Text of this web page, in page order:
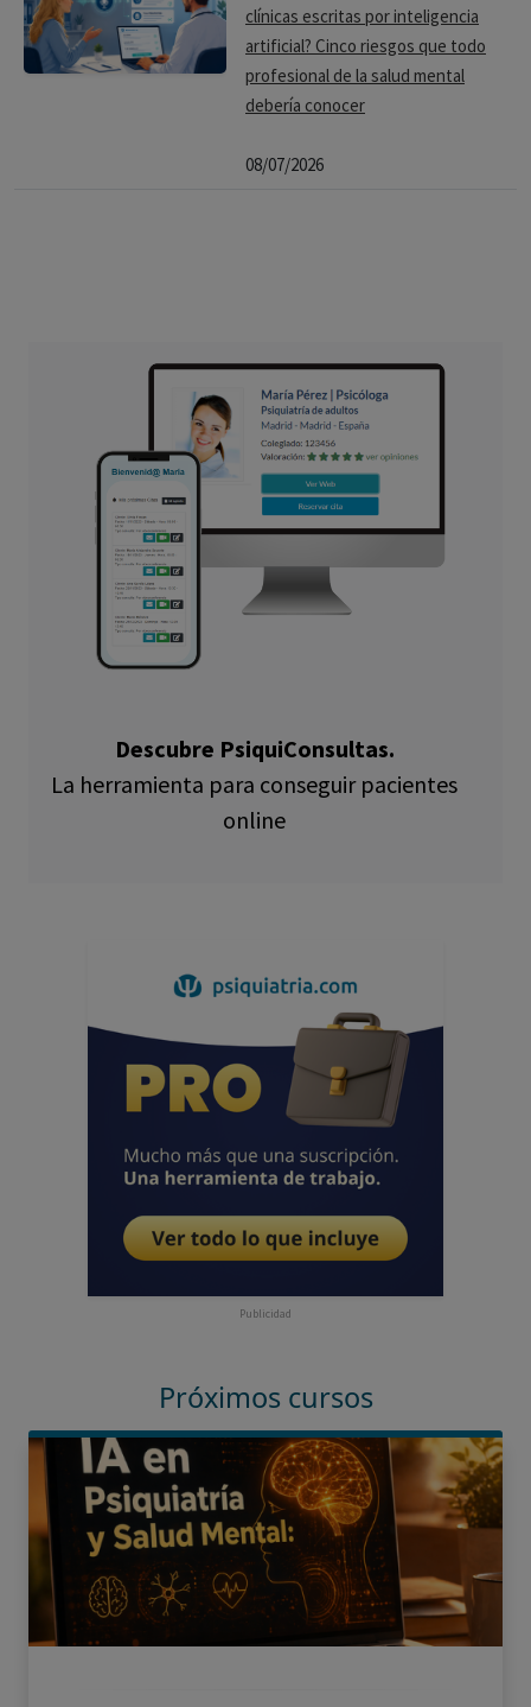
clínicas escritas por inteligencia
artificial? Cinco riesgos que todo
profesional de la salud mental
debería conocer
08/07/2026
Descubre PsiquiConsultas.
La herramienta para conseguir pacientes
online
Publicidad
Próximos cursos